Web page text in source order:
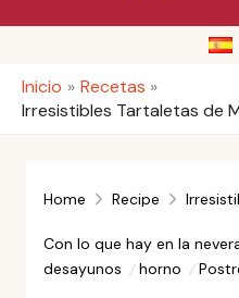
Inicio
Recetas
Irresistibles Tartaletas de
Home Recipe
Con lo que hay en la
desayunos
horno